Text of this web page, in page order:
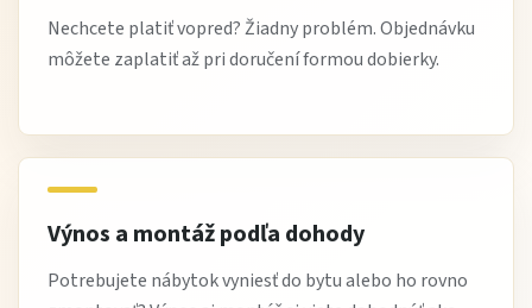
Nechcete platiť vopred? Žiadny problém. Objednávku
môžete zaplatiť až pri doručení formou dobierky.
Výnos a montáž podľa dohody
Potrebujete nábytok vyniesť do bytu alebo ho rovno